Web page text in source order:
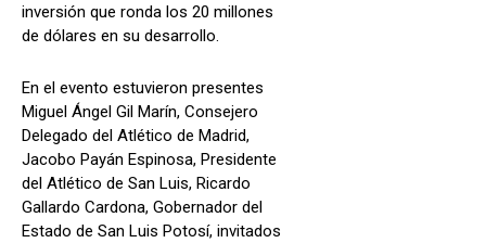
inversión que ronda los 20 millones
de dólares en su desarrollo.
En el evento estuvieron presentes
Miguel Ángel Gil Marín, Consejero
Delegado del Atlético de Madrid,
Jacobo Payán Espinosa, Presidente
del Atlético de San Luis, Ricardo
Gallardo Cardona, Gobernador del
Estado de San Luis Potosí, invitados